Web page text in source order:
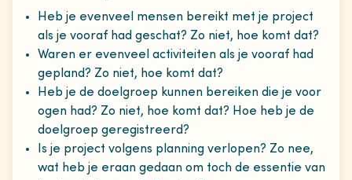
Heb je evenveel mensen bereikt met je project
als je vooraf had geschat? Zo niet, hoe komt dat?
Waren er evenveel activiteiten als je vooraf had
gepland? Zo niet, hoe komt dat?
Heb je de doelgroep kunnen bereiken die je voor
ogen had? Zo niet, hoe komt dat? Hoe heb je de
doelgroep geregistreerd?
Is je project volgens planning verlopen? Zo nee,
wat heb je eraan gedaan om toch de essentie van